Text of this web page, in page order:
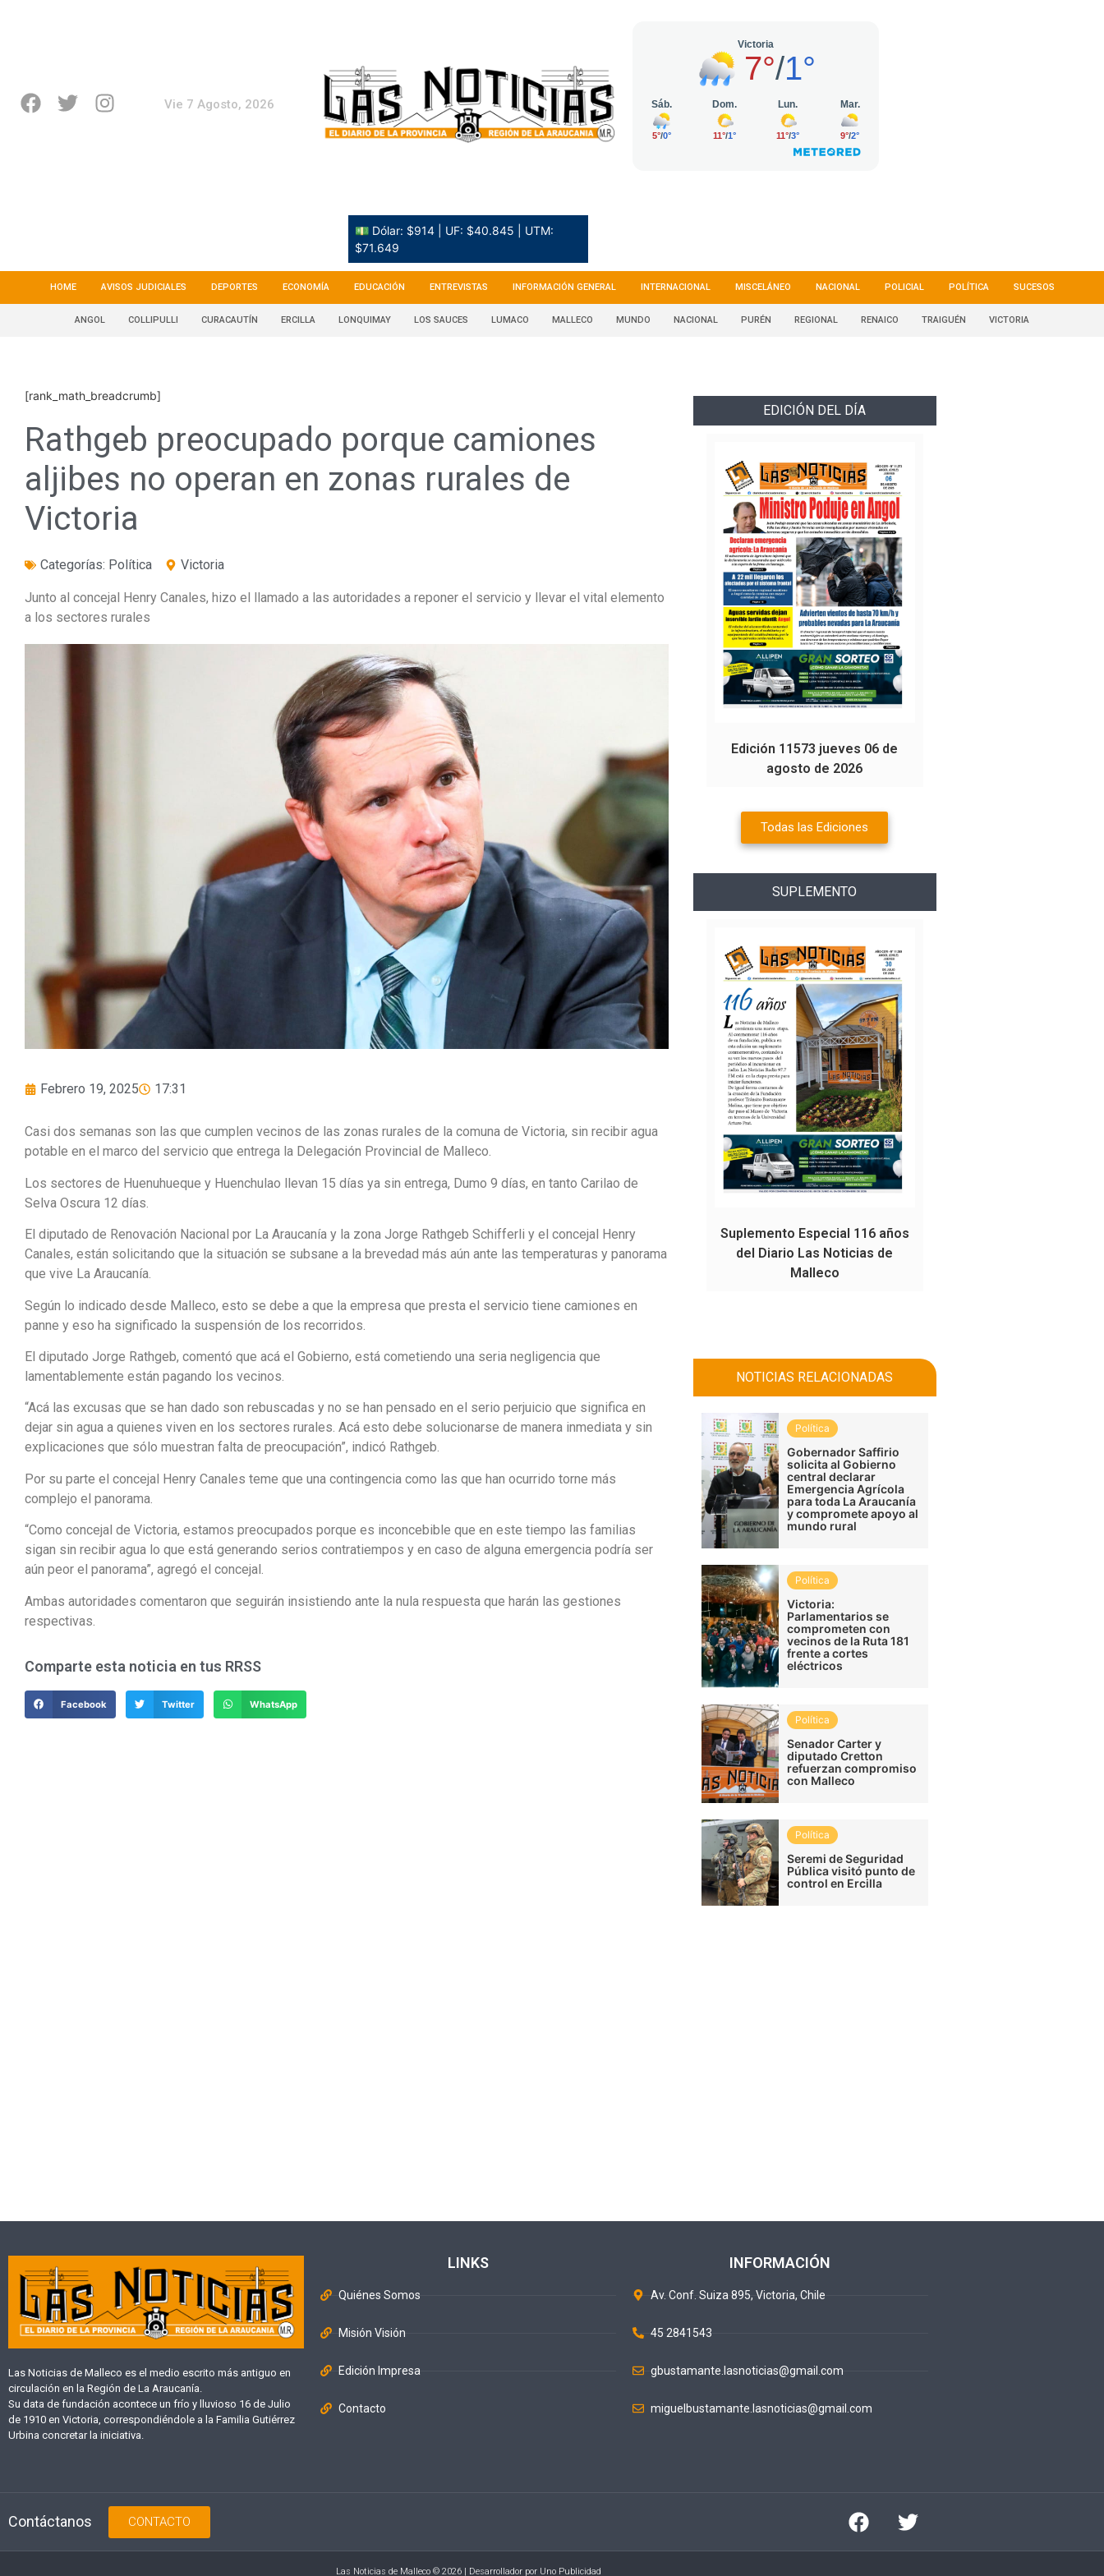
Vie 7 Agosto, 2026
💵 Dólar: $914 | UF: $40.845 | UTM:
$71.649
HOME AVISOS JUDICIALES DEPORTES ECONOMÍA EDUCACIÓN ENTREVISTAS INFORMACIÓN GENERAL INTERNACIONAL MISCELÁNEO NACIONAL POLICIAL POLÍTICA SUCESOS
ANGOL COLLIPULLI CURACAUTÍN ERCILLA LONQUIMAY LOS SAUCES LUMACO MALLECO MUNDO NACIONAL PURÉN REGIONAL RENAICO TRAIGUÉN VICTORIA
[rank_math_breadcrumb]
Rathgeb preocupado porque camiones
aljibes no operan en zonas rurales de
Victoria
Categorías: Política Victoria
Junto al concejal Henry Canales, hizo el llamado a las autoridades a reponer el servicio y llevar el vital elemento
a los sectores rurales
Febrero 19, 2025 17:31
Casi dos semanas son las que cumplen vecinos de las zonas rurales de la comuna de Victoria, sin recibir agua
potable en el marco del servicio que entrega la Delegación Provincial de Malleco.
Los sectores de Huenuhueque y Huenchulao llevan 15 días ya sin entrega, Dumo 9 días, en tanto Carilao de
Selva Oscura 12 días.
El diputado de Renovación Nacional por La Araucanía y la zona Jorge Rathgeb Schifferli y el concejal Henry
Canales, están solicitando que la situación se subsane a la brevedad más aún ante las temperaturas y panorama
que vive La Araucanía.
Según lo indicado desde Malleco, esto se debe a que la empresa que presta el servicio tiene camiones en
panne y eso ha significado la suspensión de los recorridos.
El diputado Jorge Rathgeb, comentó que acá el Gobierno, está cometiendo una seria negligencia que
lamentablemente están pagando los vecinos.
“Acá las excusas que se han dado son rebuscadas y no se han pensado en el serio perjuicio que significa en
dejar sin agua a quienes viven en los sectores rurales. Acá esto debe solucionarse de manera inmediata y sin
explicaciones que sólo muestran falta de preocupación”, indicó Rathgeb.
Por su parte el concejal Henry Canales teme que una contingencia como las que han ocurrido torne más
complejo el panorama.
“Como concejal de Victoria, estamos preocupados porque es inconcebible que en este tiempo las familias
sigan sin recibir agua lo que está generando serios contratiempos y en caso de alguna emergencia podría ser
aún peor el panorama”, agregó el concejal.
Ambas autoridades comentaron que seguirán insistiendo ante la nula respuesta que harán las gestiones
respectivas.
Comparte esta noticia en tus RRSS
Facebook Twitter WhatsApp
EDICIÓN DEL DÍA
Edición 11573 jueves 06 de
agosto de 2026
Todas las Ediciones
SUPLEMENTO
Suplemento Especial 116 años
del Diario Las Noticias de
Malleco
NOTICIAS RELACIONADAS
Política
Gobernador Saffirio
solicita al Gobierno
central declarar
Emergencia Agrícola
para toda La Araucanía
y compromete apoyo al
mundo rural
Política
Victoria:
Parlamentarios se
comprometen con
vecinos de la Ruta 181
frente a cortes
eléctricos
Política
Senador Carter y
diputado Cretton
refuerzan compromiso
con Malleco
Política
Seremi de Seguridad
Pública visitó punto de
control en Ercilla
Las Noticias de Malleco es el medio escrito más antiguo en
circulación en la Región de La Araucanía.
Su data de fundación acontece un frío y lluvioso 16 de Julio
de 1910 en Victoria, correspondiéndole a la Familia Gutiérrez
Urbina concretar la iniciativa.
LINKS
Quiénes Somos
Misión Visión
Edición Impresa
Contacto
INFORMACIÓN
Av. Conf. Suiza 895, Victoria, Chile
45 2841543
gbustamante.lasnoticias@gmail.com
miguelbustamante.lasnoticias@gmail.com
Contáctanos CONTACTO
Las Noticias de Malleco © 2026 | Desarrollador por Uno Publicidad